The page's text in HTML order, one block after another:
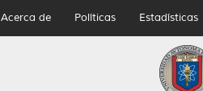
Acerca de Políticas Estadísticas